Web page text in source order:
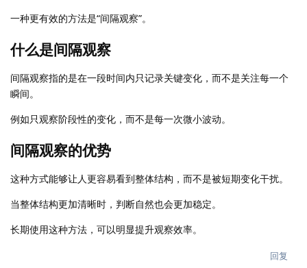
一种更有效的方法是“间隔观察”。
什么是间隔观察
间隔观察指的是在一段时间内只记录关键变化，而不是关注每一个
瞬间。
例如只观察阶段性的变化，而不是每一次微小波动。
间隔观察的优势
这种方式能够让人更容易看到整体结构，而不是被短期变化干扰。
当整体结构更加清晰时，判断自然也会更加稳定。
长期使用这种方法，可以明显提升观察效率。
回复